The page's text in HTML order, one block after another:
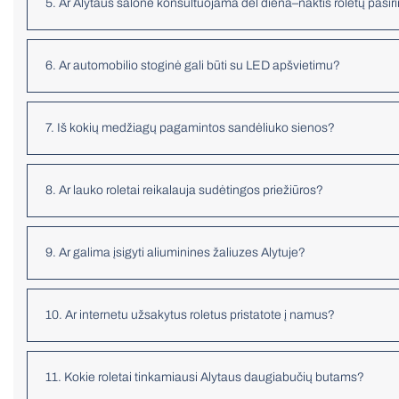
5. Ar Alytaus salone konsultuojama dėl diena–naktis roletų
6. Ar automobilio stoginė gali būti su LED apšvietimu?
7. Iš kokių medžiagų pagamintos sandėliuko sienos?
8. Ar lauko roletai reikalauja sudėtingos priežiūros?
9. Ar galima įsigyti aliuminines žaliuzes Alytuje?
10. Ar internetu užsakytus roletus pristatote į namus?
11. Kokie roletai tinkamiausi Alytaus daugiabučių butams?